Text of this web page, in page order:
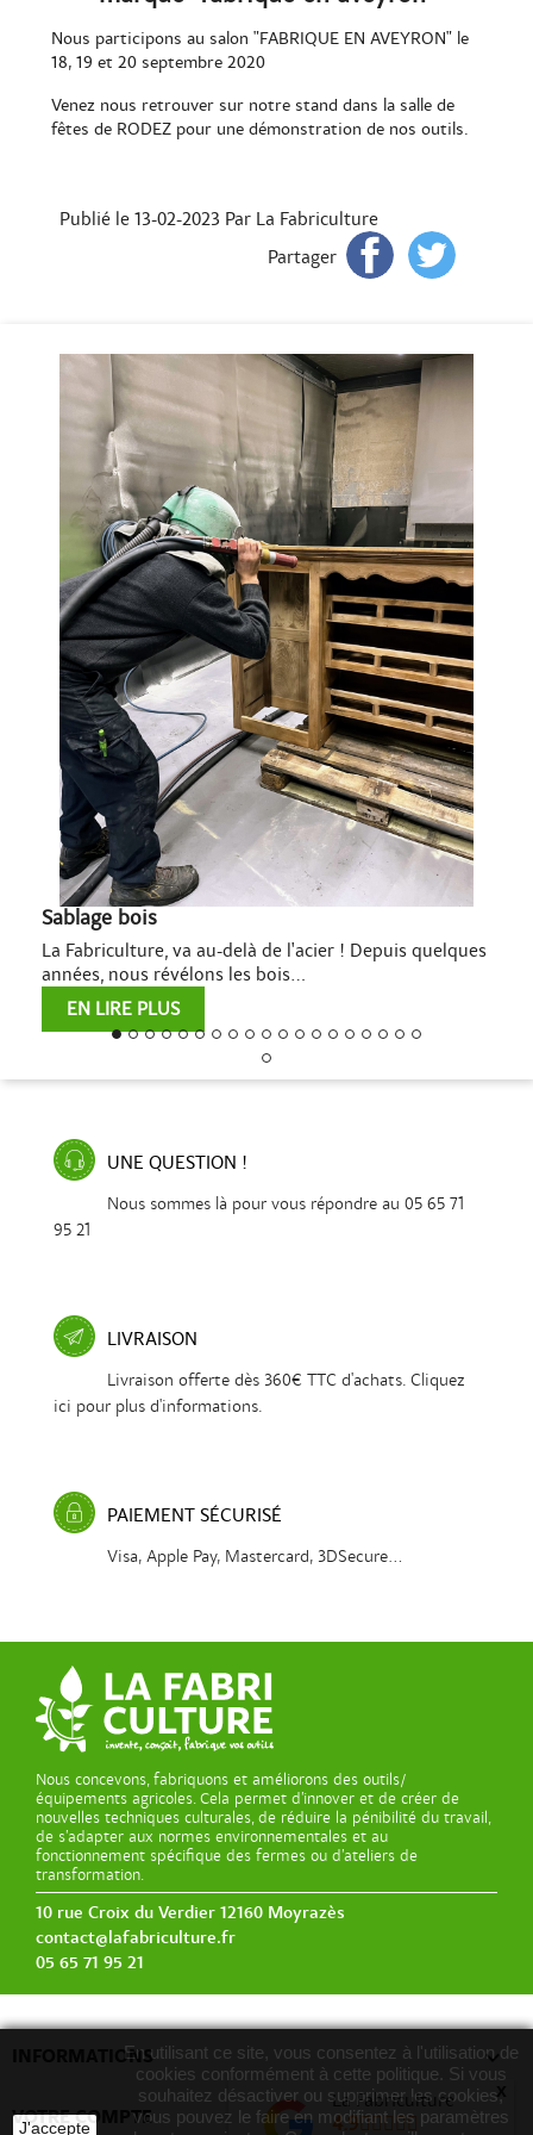
Nous participons au salon "FABRIQUE EN AVEYRON" le
18, 19 et 20 septembre 2020
Venez nous retrouver sur notre stand dans la salle de
fêtes de RODEZ pour une démonstration de nos outils.
Publié le 13-02-2023 Par La Fabriculture
Partager
Sablage bois
La Fabriculture, va au-delà de l'acier ! Depuis quelques
années, nous révélons les bois...
EN LIRE PLUS
UNE QUESTION !
Nous sommes là pour vous répondre au 05 65 71
95 21
LIVRAISON
Livraison offerte dès 360€ TTC d'achats. Cliquez
ici pour plus d'informations.
PAIEMENT SÉCURISÉ
Visa, Apple Pay, Mastercard, 3DSecure...
Nous concevons, fabriquons et améliorons des outils/
équipements agricoles. Cela permet d’innover et de créer de
nouvelles techniques culturales, de réduire la pénibilité du travail,
de s’adapter aux normes environnementales et au
fonctionnement spécifique des fermes ou d’ateliers de
transformation.
10 rue Croix du Verdier 12160 Moyrazès
contact@lafabriculture.fr
05 65 71 95 21
INFORMATIONS 
VOTRE COMPTE 
J'accepte
En utilisant ce site, vous consentez à l'utilisation de
cookies conformément à cette politique. Si vous
souhaitez désactiver ou supprimer les cookies,
vous pouvez le faire en modifiant les paramètres
La Fabriculture
4.9
x